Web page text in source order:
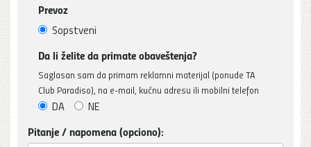
Prevoz
Sopstveni
Da li želite da primate obaveštenja?
Saglasan sam da primam reklamni materijal (ponude TA
Club Paradiso), na e-mail, kućnu adresu ili mobilni telefon
DA NE
Pitanje / napomena (opciono):